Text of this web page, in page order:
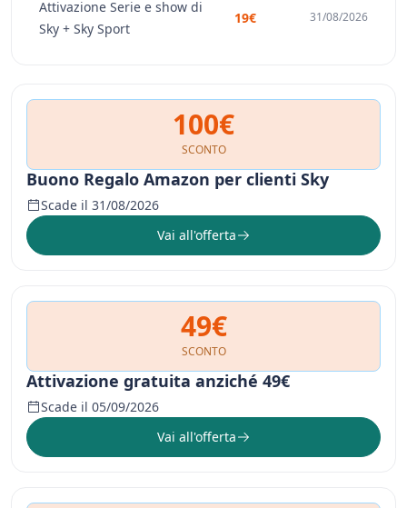
Attivazione Serie e show di
Sky + Sky Sport
19€ 31/08/2026
100€
SCONTO
Buono Regalo Amazon per clienti Sky
Scade il 31/08/2026
Vai all'offerta
49€
SCONTO
Attivazione gratuita anziché 49€
Scade il 05/09/2026
Vai all'offerta